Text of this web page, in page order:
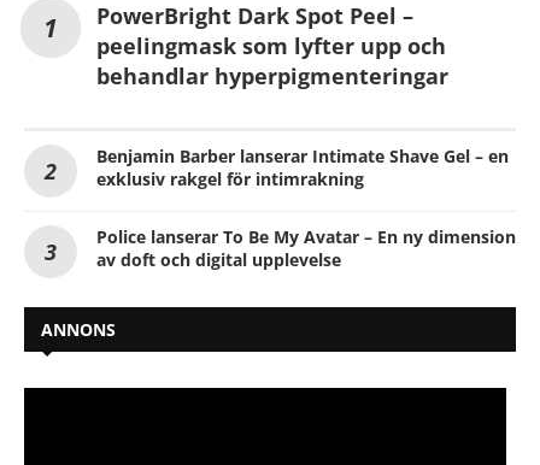
PowerBright Dark Spot Peel –
peelingmask som lyfter upp och
behandlar hyperpigmenteringar
Benjamin Barber lanserar Intimate Shave Gel – en
exklusiv rakgel för intimrakning
Police lanserar To Be My Avatar – En ny dimension
av doft och digital upplevelse
ANNONS